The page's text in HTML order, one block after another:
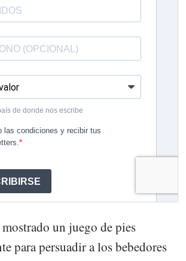
un juego de pies
para persuadir a los bebedores